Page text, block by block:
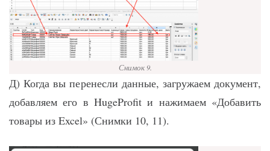
Снимок 9.
Д) Когда вы перенесли данные, загружаем документ,
добавляем его в HugeProfit и нажимаем «Добавить
товары из Excel» (Снимки 10, 11).